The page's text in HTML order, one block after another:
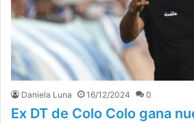
Daniela Luna 16/12/2024 0
Ex DT de Colo Colo gana